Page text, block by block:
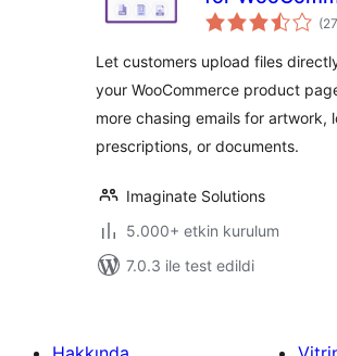
(27
Let customers upload files
your WooCommerce product
more chasing emails for artwork,
prescriptions, or documents.
Imaginate Solutions
5.000+ etkin kurulum
7.0.3 ile test edildi